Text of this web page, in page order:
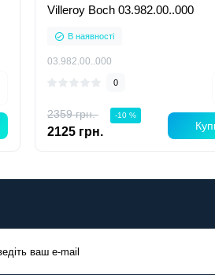
Villeroy Boch 03.982.00..000
В наявності
03.982.00..000
0
2359 грн. -10 %
2125 грн.